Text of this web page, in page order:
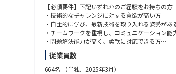
【主な業務】
●銀行アプリケーションの設計・開発・運用
●生成AIを活用した新機能の開発
●モダンアプリケーション開発（マイクロサービ
●チームと協力してアジャイル開発を推進
●APIの設計・開発・保守（Java、Goなど）
●コードレビューおよび品質（GitLab、GitHubな
【必須要件】下記いずれかのご経験をお持ちの方
・技術的なチャレンジに対する意欲が高い方
・自主的に学び、最新技術を取り入れる姿勢があ
・チームワークを重視し、コミュニケーション能
・問題解決能力が高く、柔軟に対応できる方
・プログラミング経験 5年以上 (Java、Javascript
・システムの基本設計・詳細設計・テストの経験 5
・主要クラウドプラットフォーム（AWSなど）で
従業員数
664名 （単独、2025年3月）